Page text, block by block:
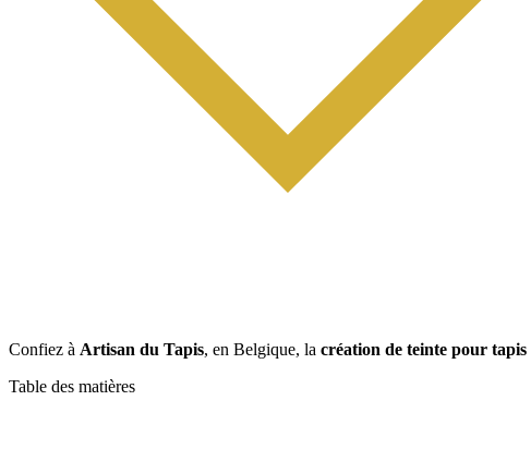
Confiez à Artisan du Tapis, en Belgique, la création de teinte pour tapis
Table des matières